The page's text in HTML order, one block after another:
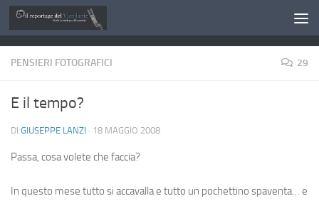
Salta al contenuto
PENSIERI FOTOGRAFICI 29
E il tempo?
DI GIUSEPPE LANZI · 18 MAGGIO 2008
Passa, cosa volete che faccia?
In questo mese tutto si accavalla e tutto un pochettino spaventa… e